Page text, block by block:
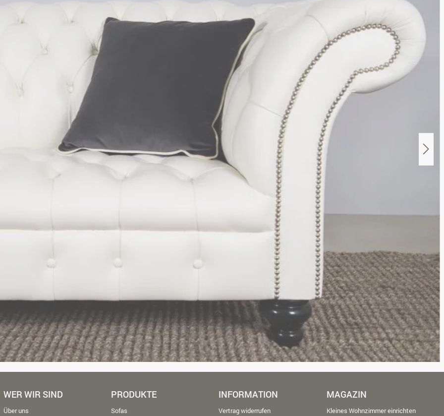
WER WIR SIND
Über uns
PRODUKTE
Sofas
INFORMATION
Vertrag widerrufen
MAGAZIN
Kleines Wohnzimmer einrichten